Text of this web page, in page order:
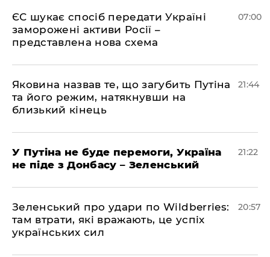
ЄС шукає спосіб передати Україні
заморожені активи Росії –
представлена ​​нова схема
07:00
Яковина назвав те, що загубить Путіна
та його режим, натякнувши на
близький кінець
21:44
У Путіна не буде перемоги, Україна
не піде з Донбасу – Зеленський
21:22
Зеленський про удари по Wildberries:
там втрати, які вражають, це успіх
українських сил
20:57